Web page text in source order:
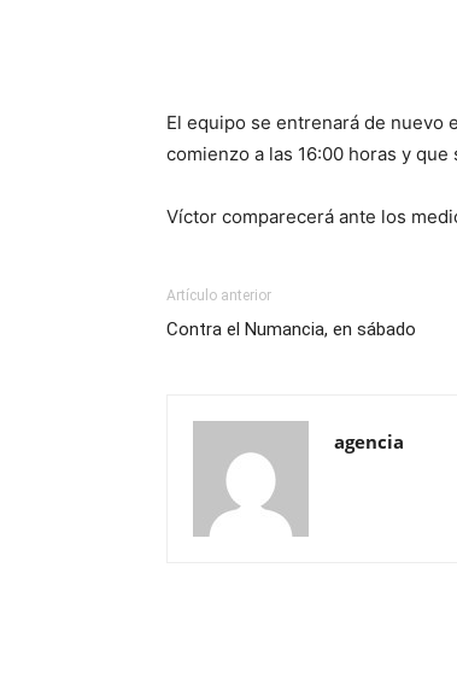
El equipo se entrenará de nuevo
comienzo a las 16:00 horas y
Víctor comparecerá ante los
Artículo anterior
Contra el Numancia, en sábado
agencia